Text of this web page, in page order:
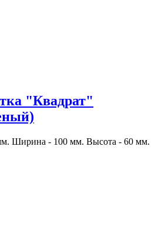
"Квадрат"
Ширина - 100 мм. Высота - 60 мм.